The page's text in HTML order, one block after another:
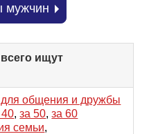
мужчин
ищут
для общения и дружбы
40,за 50,за 60
семьи,